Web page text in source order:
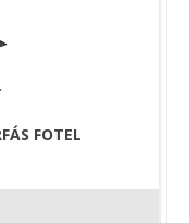
FOTEL